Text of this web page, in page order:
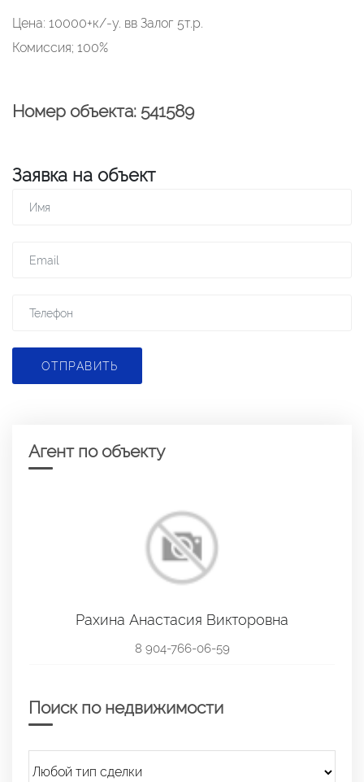
Цена: 10000+к/-у. вв Залог 5т.р.
Комиссия; 100%
Номер объекта: 541589
Заявка на объект
ОТПРАВИТЬ
Агент по объекту
Рахина Анастасия Викторовна
8 904-766-06-59
Поиск по недвижимости